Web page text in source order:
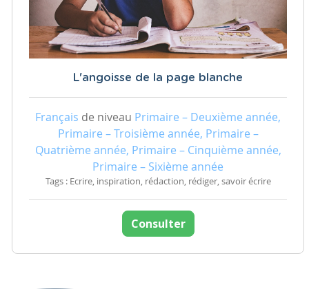
L'angoisse de la page blanche
Français de niveau Primaire – Deuxième année,
Primaire – Troisième année, Primaire –
Quatrième année, Primaire – Cinquième année,
Primaire – Sixième année
Tags : Ecrire, inspiration, rédaction, rédiger, savoir écrire
Consulter